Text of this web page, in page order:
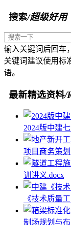
搜索/超级好用
输入关键词后回车
关键词建议使用标
语。
最新精选资料/
2024版中建
项目商务策
训讲义.docx
《技术质量
制场规划与